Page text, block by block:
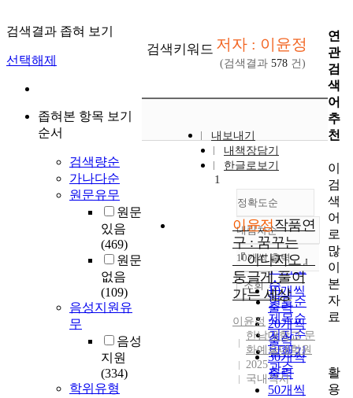
검색결과 좁혀 보기
선택해제
좁혀본 항목 보기
순서
검색량순
가나다순
원문유무
원문
있음
(469)
원문
없음
(109)
음성지원유
무
음성
지원
(334)
학위유형
검색키워드 저자 : 이윤정
(검색결과 578 건)
내보내기
내책장담기
한글로보기
정확도순
정확도
순
인기도
순
연도순
제목순
저자순
발행기
관순
내림차순
내림차순
10개씩 출력
10개씩
출력
20개씩
출력
30개씩
출력
50개씩
조회
1
이윤정작품연
구 : 꿈꾸는
『아다지오』
둥글게 풀어
가는 세상
이윤정
한남대학교 문
화예술대학원
2025
국내석사
연
관
검
색
어
추
천
이
검
색
어
로
많
이
본
자
료
활
용